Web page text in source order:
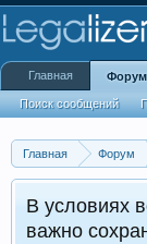
Главная Форум
В условиях
важно
Главная Форум
Поиск сообщений